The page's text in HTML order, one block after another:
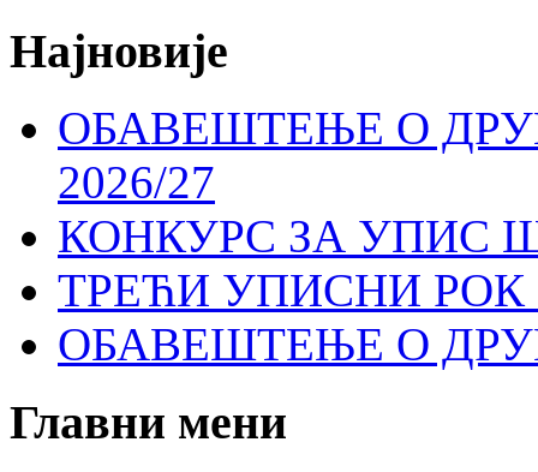
Најновије
ОБАВЕШТЕЊЕ О
2026/27
КОНКУРС ЗА УПИС
ТРЕЋИ УПИСНИ РОК
ОБАВЕШТЕЊЕ О
Главни мени